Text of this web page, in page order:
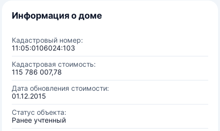
Информация о доме
Кадастровый номер:
11:05:0106024:103
Кадастровая стоимость:
115 786 007,78
Дата обновления стоимости:
01.12.2015
Статус объекта:
Ранее учтенный